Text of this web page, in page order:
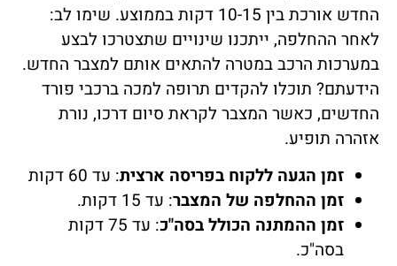
החדש אורכת בין 10-15 דקות בממוצע. שימו לב:
לאחר ההחלפה, ייתכנו שינויים שתצטרכו לבצע
במערכות הרכב במטרה להתאים אותם למצבר החדש.
הידעתם? תוכלו להקדים תרופה למכה ברכבי פורד
החדשים, כאשר המצבר לקראת סיום דרכו, נורת
אזהרה תופיע.
זמן הגעה ללקוח בפריסה ארצית: עד 60 דקות
זמן ההחלפה של המצבר: עד 15 דקות.
זמן ההמתנה הכולל בסה"כ
: עד 75 דקות
בסה"כ.